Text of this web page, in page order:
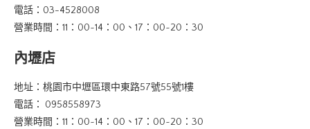
電話：03-4528008
營業時間：11：00~14：00、17：00~20：30
內壢店
地址：桃園市中壢區環中東路57號55號1樓
電話：
0958558973
營業時間：11：00~14：00、17：00~20：30